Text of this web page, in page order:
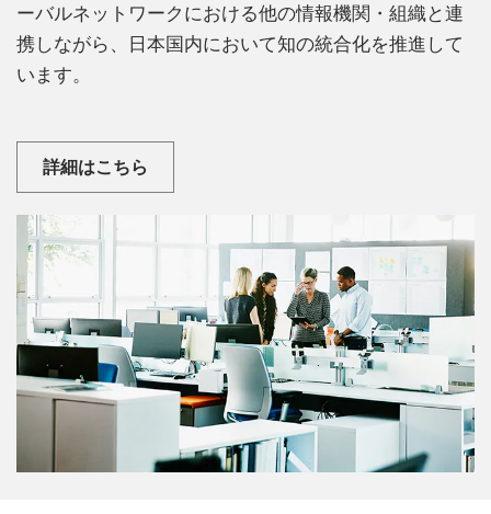
ーバルネットワークにおける他の情報機関・組織と連
携しながら、日本国内において知の統合化を推進して
います。
詳細はこちら